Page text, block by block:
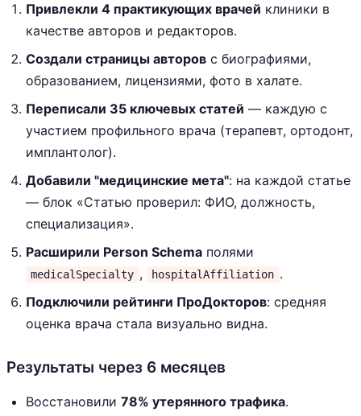
Привлекли 4 практикующих врачей клиники в
качестве авторов и редакторов.
Создали страницы авторов с биографиями,
образованием, лицензиями, фото в халате.
Переписали 35 ключевых статей — каждую с
участием профильного врача (терапевт, ортодонт,
имплантолог).
Добавили "медицинские мета": на каждой статье
— блок «Статью проверил: ФИО, должность,
специализация».
Расширили Person Schema полями
medicalSpecialty , hospitalAffiliation .
Подключили рейтинги ПроДокторов: средняя
оценка врача стала визуально видна.
Результаты через 6 месяцев
Восстановили 78% утерянного трафика.